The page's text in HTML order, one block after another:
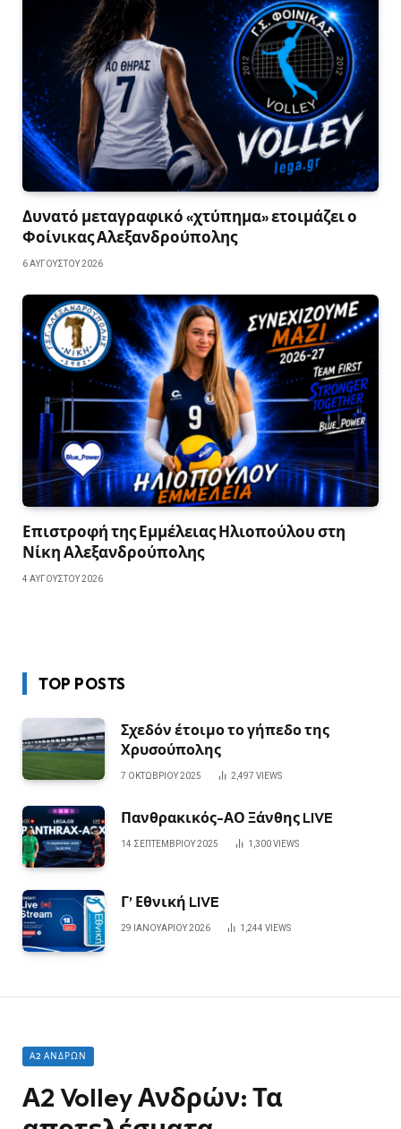
Δυνατό μεταγραφικό «χτύπημα» ετοιμάζει ο
Φοίνικας Αλεξανδρούπολης
6 ΑΥΓΟΎΣΤΟΥ 2026
Επιστροφή της Εμμέλειας Ηλιοπούλου στη
Νίκη Αλεξανδρούπολης
4 ΑΥΓΟΎΣΤΟΥ 2026
TOP POSTS
Σχεδόν έτοιμο το γήπεδο της
Χρυσούπολης
7 ΟΚΤΩΒΡΊΟΥ 2025 2,497 VIEWS
Πανθρακικός-ΑΟ Ξάνθης LIVE
14 ΣΕΠΤΕΜΒΡΊΟΥ 2025 1,300VIEWS
Γ’ Εθνική LIVE
29 ΙΑΝΟΥΑΡΊΟΥ 2026 1,244 VIEWS
Α2 ΑΝΔΡΏΝ
Α2 Volley Ανδρών: Τα